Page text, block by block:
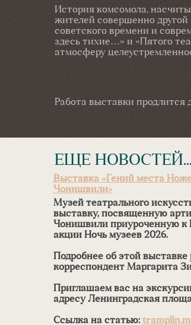
История комсомола,
жителей совершенно
советского времени и
здесь тихие…» и «Пятого
атмосферу
Работа выставки продлится
ЕЩЕ НОВОСТЕЙ...
Выставка «Гений места
Чонишвили»
Музей театрального
выставку, посвященную
Чонишвили приуроченную к
акции Ночь музеев 2026.
Подробнее об этой выставке
корреспондент Маргарита
Приглашаем вас на
адресу Ленинградская
Ссылка на статью: